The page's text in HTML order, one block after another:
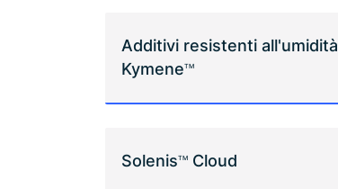
Additivi resistenti all'umidità
KymeneTM
SolenisTM Cloud